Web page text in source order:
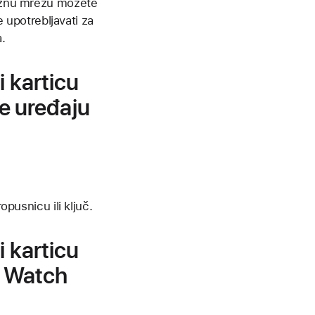
mrežu možete
upotrebljavati za
karticu
uređaju
ili ključ.
karticu